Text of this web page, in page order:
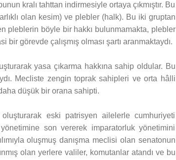
kralı tahttan indirmesiyle ortaya çıkmıştır. Bu
olan kesim) ve plebler (halk). Bu iki gruptan
pleblerin böyle bir hakkı bulunmamakta, plebler
görevde çalışmış olması şartı aranmaktaydı.
yasa çıkarma hakkına sahip oldular. Bu
Mecliste zengin toprak sahipleri ve orta hâlli
düşük bir orana sahipti.
eski patrisyen ailelerle cumhuriyeti
son vererek imparatorluk yönetimini
oluşmuş danışma meclisi olan senatonun
olan yerlere valiler, komutanlar atandı ve bu